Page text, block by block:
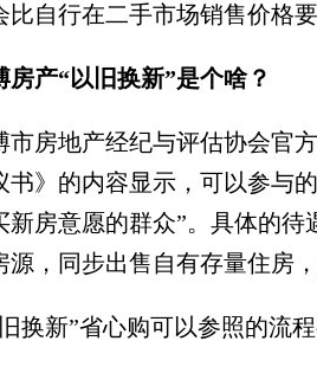
比自行在二手市场销售价格
产“以旧换新”是个啥？
地产经纪与评估协会官方
书》的内容显示，可以参与
新房意愿的群众”。具体的
源，同步出售自有存量住房
新”省心购可以参照的流程